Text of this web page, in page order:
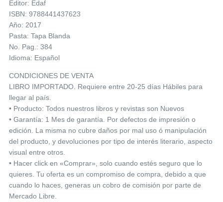
Editor: Edaf
ISBN: 9788441437623
Año: 2017
Pasta: Tapa Blanda
No. Pag.: 384
Idioma: Español
CONDICIONES DE VENTA
LIBRO IMPORTADO. Requiere entre 20-25 días Hábiles para
llegar al país.
• Producto: Todos nuestros libros y revistas son Nuevos
• Garantía: 1 Mes de garantía. Por defectos de impresión o
edición. La misma no cubre daños por mal uso ó manipulación
del producto, y devoluciones por tipo de interés literario, aspecto
visual entre otros.
• Hacer click en «Comprar», solo cuando estés seguro que lo
quieres. Tu oferta es un compromiso de compra, debido a que
cuando lo haces, generas un cobro de comisión por parte de
Mercado Libre.